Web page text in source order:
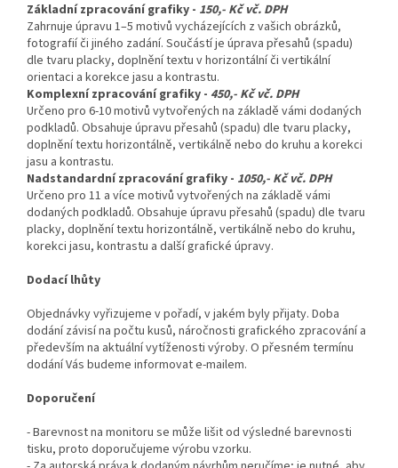
Základní zpracování grafiky - 150,- Kč vč. DPH
Zahrnuje úpravu 1–5 motivů vycházejících z vašich obrázků,
fotografií či jiného zadání. Součástí je úprava přesahů (spadu)
dle tvaru placky, doplnění textu v horizontální či vertikální
orientaci a korekce jasu a kontrastu.
Komplexní zpracování grafiky - 450,- Kč vč. DPH
Určeno pro 6-10 motivů vytvořených na základě vámi dodaných
podkladů. Obsahuje úpravu přesahů (spadu) dle tvaru placky,
doplnění textu horizontálně, vertikálně nebo do kruhu a korekci
jasu a kontrastu.
Nadstandardní zpracování grafiky - 1050,- Kč vč. DPH
Určeno pro 11 a více motivů vytvořených na základě vámi
dodaných podkladů. Obsahuje úpravu přesahů (spadu) dle tvaru
placky, doplnění textu horizontálně, vertikálně nebo do kruhu,
korekci jasu, kontrastu a další grafické úpravy.
Dodací lhůty
Objednávky vyřizujeme v pořadí, v jakém byly přijaty. Doba
dodání závisí na počtu kusů, náročnosti grafického zpracování a
především na aktuální vytíženosti výroby. O přesném termínu
dodání Vás budeme informovat e-mailem.
Doporučení
- Barevnost na monitoru se může lišit od výsledné barevnosti
tisku, proto doporučujeme výrobu vzorku.